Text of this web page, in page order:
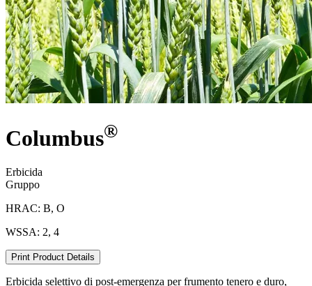
Columbus®
Erbicida
Gruppo
HRAC: B, O
WSSA: 2, 4
Print Product Details
Erbicida selettivo di post-emergenza per frumento tenero e duro,